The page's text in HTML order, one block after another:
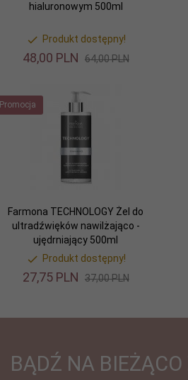
hialuronowym 500ml
Produkt dostępny!
48,00 PLN 64,00 PLN
Promocja
Farmona TECHNOLOGY Żel do
ultradźwięków nawilżająco -
ujędrniający 500ml
Produkt dostępny!
27,75 PLN 37,00 PLN
BĄDŹ NA BIEŻĄCO